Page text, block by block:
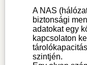
A NAS
biztonsági
adatokat egy
kapcsolaton
szintjén.